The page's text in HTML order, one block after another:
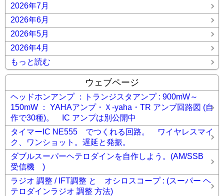
2026年7月
2026年6月
2026年5月
2026年4月
もっと読む
ウェブページ
ヘッドホンアンプ ：トランジスタアンプ : 900mW～
150mW ： YAHAアンプ・Ｘ-yaha・TR アンプ回路図 (自
作で30種)。 IC アンプは別公開中
タイマーIC NE555 でつくれる回路。 ワイヤレスマイ
ク、ワンショット。遅延と発振。
ダブルスーパーヘテロダインを自作しよう。(AM/SSB
受信機 )
ラジオ 調整 / IFT調整 と オシロスコープ : (スーパー ヘ
テロダインラジオ 調整 方法)